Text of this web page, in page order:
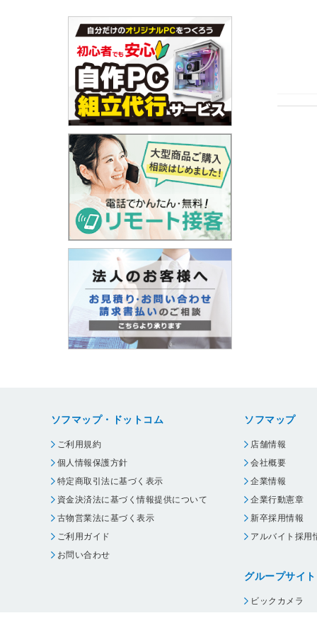
ソフマップ・ドットコム
ご利用規約
個人情報保護方針
特定商取引法に基づく表示
資金決済法に基づく情報提供について
古物営業法に基づく表示
ご利用ガイド
お問い合わせ
ソフマップ
店舗情報
会社概要
企業情報
企業行動憲章
新卒採用情報
アルバイト採用
グループサイト
ビックカメラ